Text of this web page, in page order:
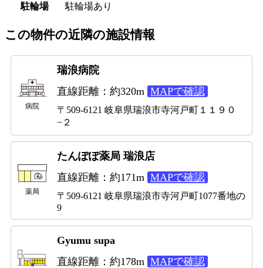
駐輪場
駐輪場あり
この物件の近隣の施設情報
病院
瑞浪病院
直線距離：約320m MAPで確認
〒509-6121 岐阜県瑞浪市寺河戸町１１９０
−２
薬局
たんぽぽ薬局 瑞浪店
直線距離：約171m MAPで確認
〒509-6121 岐阜県瑞浪市寺河戸町1077番地の
9
Gyumu supa
直線距離：約178m MAPで確認